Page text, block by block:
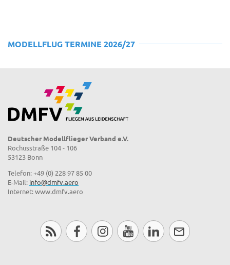
MODELLFLUG TERMINE 2026/27
Deutscher Modellflieger Verband e.V.
Rochusstraße 104 - 106
53123 Bonn
Telefon: +49 (0) 228 97 85 00
E-Mail: info@dmfv.aero
Internet: www.dmfv.aero